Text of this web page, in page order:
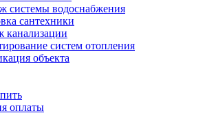
системы водоснабжения
сантехники
канализации
систем отопления
объекта
оплаты